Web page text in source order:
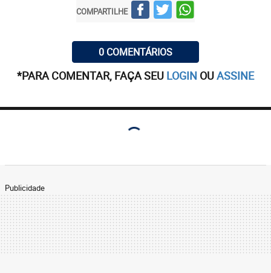
COMPARTILHE
0 COMENTÁRIOS
*PARA COMENTAR, FAÇA SEU LOGIN OUASSINE
Publicidade